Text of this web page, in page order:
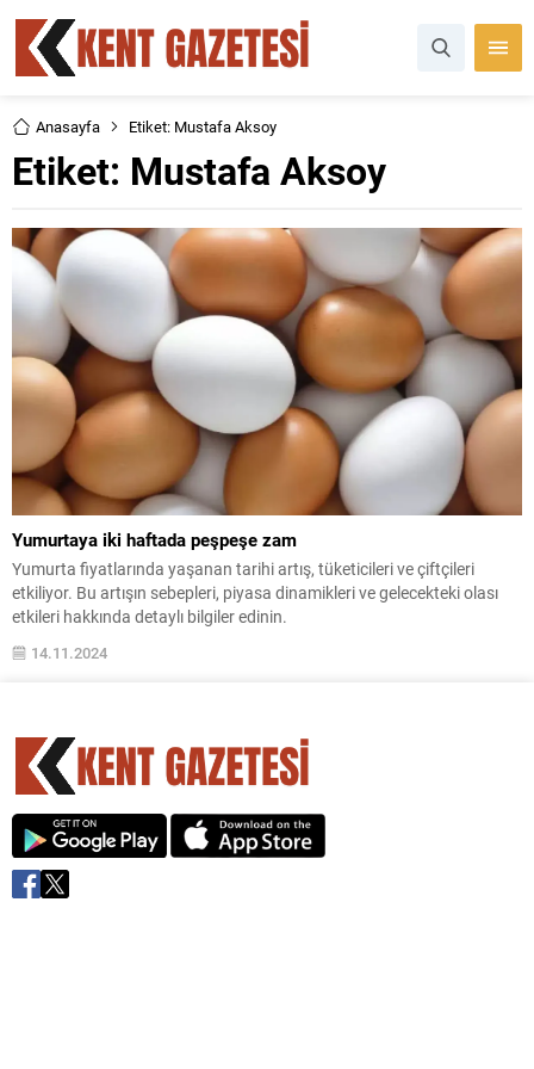
Anasayfa Etiket: Mustafa Aksoy
Etiket: Mustafa Aksoy
Yumurtaya iki haftada peşpeşe zam
Yumurta fiyatlarında yaşanan tarihi artış, tüketicileri ve çiftçileri
etkiliyor. Bu artışın sebepleri, piyasa dinamikleri ve gelecekteki olası
etkileri hakkında detaylı bilgiler edinin.
14.11.2024